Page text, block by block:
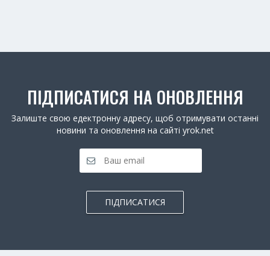
ПІДПИСАТИСЯ НА ОНОВЛЕННЯ
Залиште свою едектронну адресу, щоб отримувати останні
новини та оновлення на сайті yrok.net
ПІДПИСАТИСЯ